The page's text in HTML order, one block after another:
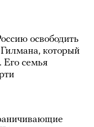
освободить
который
Его семья